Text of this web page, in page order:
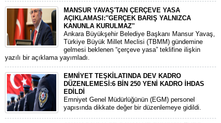
MANSUR YAVAŞ'TAN ÇERÇEVE YASA
AÇIKLAMASI:''GERÇEK BARIŞ YALNIZCA
KANUNLA KURULMAZ''
​Ankara Büyükşehir Belediye Başkanı Mansur Yavaş,
Türkiye Büyük Millet Meclisi (TBMM) gündemine
gelmesi beklenen “çerçeve yasa” teklifine ilişkin
yazılı bir açıklama yayımladı.
EMNİYET TEŞKİLATINDA DEV KADRO
DÜZENLEMESİ:6 BİN 250 YENİ KADRO İHDAS
EDİLDİ
​Emniyet Genel Müdürlüğünün (EGM) personel
yapısında dikkate değer bir düzenlemeye gidildi.